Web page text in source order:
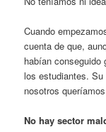
Cuando
cuenta de que,
habían conseguido
los estudiantes.
nosotros
No hay sector